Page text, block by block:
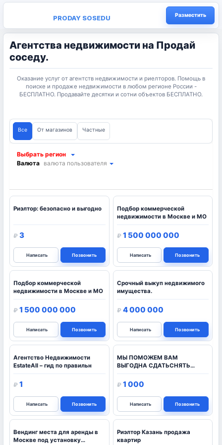
PRODAY SOSEDU Разместить
Агентства недвижимости на Продай
соседу.
Оказание услуг от агентств недвижимости и риелторов. Помощь в
поиске и продаже недвижимости в любом регионе России -
БЕСПЛАТНО. Продавайте десятки и сотни объектов БЕСПЛАТНО.
Все От магазинов Частные
Выбрать регион
Валюта валюта пользователя
Риэлтор: безопасно и выгодно
₽ 3
Написать Позвонить
Подбор коммерческой
недвижимости в Москве и МО
₽ 1 500 000 000
Написать Позвонить
Подбор коммерческой
недвижимости в Москве и МО
₽ 1 500 000 000
Написать Позвонить
Срочный выкуп недвижимого
имущества.
₽ 4 000 000
Написать Позвонить
Агентство Недвижимости
EstateAll – гид по правильн
₽ 1
Написать Позвонить
МЫ ПОМОЖЕМ ВАМ
ВЫГОДНА СДАТЬСНЯТЬ
КВАРТИРУ , КОМНАТУ!
₽ 1 000
Написать Позвонить
Вендинг места для аренды в
Москве под установку
Риэлтор Казань продажа
квартир